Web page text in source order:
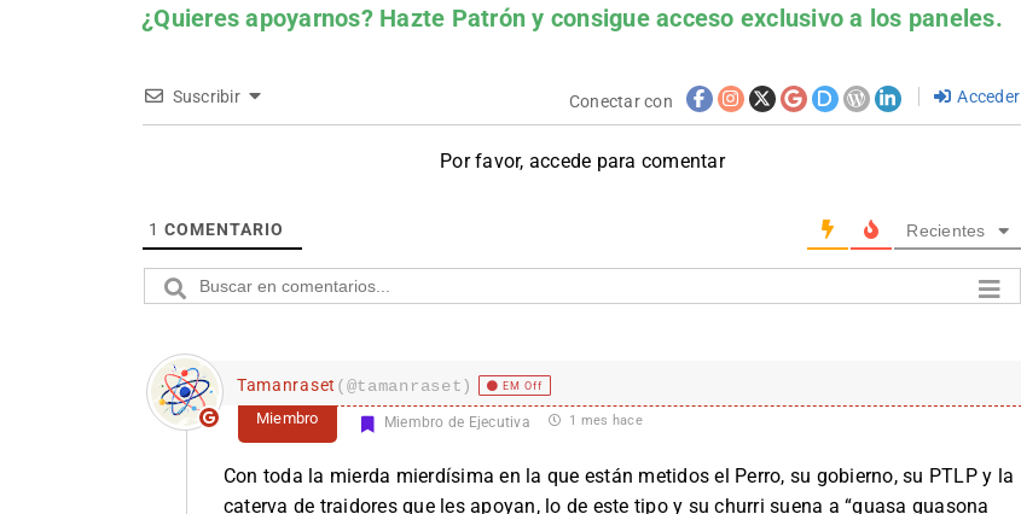
¿Quieres apoyarnos? Hazte Patrón y consigue acceso exclusivo a los paneles.
Suscribir Conectar con Acceder
Por favor, accede para comentar
1 COMENTARIO Recientes
Tamanraset (@tamanraset) EM Off
Miembro Miembro de Ejecutiva 1 mes hace
Con toda la mierda mierdísima en la que están metidos el Perro, su gobierno, su PTLP y la
caterva de traidores que les apoyan, lo de este tipo y su churri suena a “guasa guasona